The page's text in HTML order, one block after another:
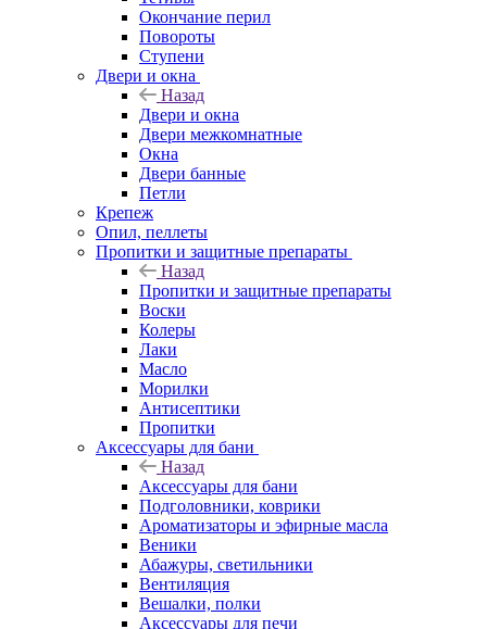
Окончание перил
Повороты
Ступени
Двери и окна
Назад
Двери и окна
Двери межкомнатные
Окна
Двери банные
Петли
Крепеж
Опил, пеллеты
Пропитки и защитные препараты
Назад
Пропитки и защитные препараты
Воски
Колеры
Лаки
Масло
Морилки
Антисептики
Пропитки
Аксессуары для бани
Назад
Аксессуары для бани
Подголовники, коврики
Ароматизаторы и эфирные масла
Веники
Абажуры, светильники
Вентиляция
Вешалки, полки
Аксессуары для печи